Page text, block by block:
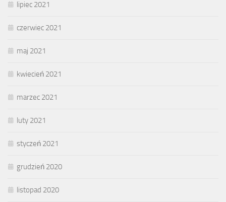
lipiec 2021
czerwiec 2021
maj 2021
kwiecień 2021
marzec 2021
luty 2021
styczeń 2021
grudzień 2020
listopad 2020